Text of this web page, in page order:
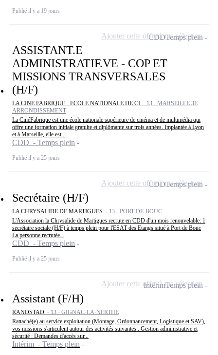
Publié il y a 19 jours
ASSISTANT.E
ADMINISTRATIF.VE - COP ET
MISSIONS TRANSVERSALES
(H/F)
LA CINE FABRIQUE - ECOLE NATIONALE DE CI - 13 - MARSEILLE 3E
ARRONDISSEMENT
La CinéFabrique est une école nationale supérieure de cinéma et de multimédia qui
offre une formation initiale gratuite et diplômante sur trois années. Implantée à Lyon
et à Marseille, elle est...
CDD - Temps plein
Publié il y a 25 jours
CDDTemps plein
Ajouter cette offre à ma sélection
Secrétaire (H/F)
LA CHRYSALIDE DE MARTIGUES - 13 - PORT-DE-BOUC
L'Association la Chrysalide de Martigues recrute en CDD d'un mois renouvelable: 1
secrétaire sociale (H/F) à temps plein pour l'ESAT des Etangs situé à Port de Bouc
La personne recrutée...
CDD - Temps plein
Publié il y a 25 jours
CDDTemps plein
Ajouter cette offre à ma sélection
Assistant (F/H)
RANDSTAD - 13 - GIGNAC-LA-NERTHE
Rattaché(e) au service exploitation (Montage, Ordonnancement, Logistique et SAV),
vos missions s'articulent autour des activités suivantes : Gestion administrative et
sécurité : Demandes d'accès sur...
Intérim - Temps plein
IntérimTemps plein
Ajouter cette offre à ma sélection